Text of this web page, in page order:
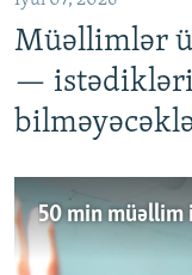
Müəllimlər
—